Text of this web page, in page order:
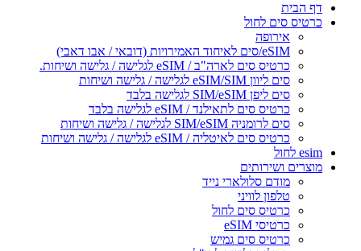
דף הבית
כרטיס סים לחול
אירופה
eSIM/סים לאיחוד האמירויות (דובאי / אבו דאבי)
כרטיס סים לארה"ב / eSIM לגלישה / גלישה ושיחות.
סים ליוון eSIM/SIM לגלישה / גלישה ושיחות
סים ליפן SIM/eSIM לגלישה בלבד
כרטיס סים לתאילנד / eSIM לגלישה בלבד
סים לרומניה SIM/eSIM לגלישה / גלישה ושיחות
כרטיס סים לאיטליה / eSIM לגלישה / גלישה ושיחות
esim לחול
מוצרים ושירותים
מודם סלולארי נייד
טלפון לוויני
כרטיס סים לחול
כרטיסי eSIM
כרטיס סים גמיש